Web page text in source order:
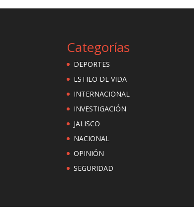
Categorías
DEPORTES
ESTILO DE VIDA
INTERNACIONAL
INVESTIGACIÓN
JALISCO
NACIONAL
OPINIÓN
SEGURIDAD